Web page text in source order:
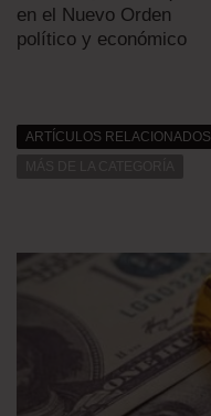
en el Nuevo Orden
político y económico
ARTÍCULOS RELACIONADOS